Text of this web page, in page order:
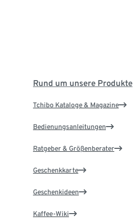
Rund um unsere Produkte
Tchibo Kataloge & Magazine
Bedienungsanleitungen
Ratgeber & Größenberater
Geschenkkarte
Geschenkideen
Kaffee-Wiki